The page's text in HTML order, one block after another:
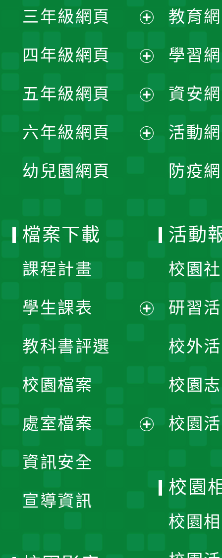
選
單
開
選
單
三年級網頁
開
選
單
四年級網頁
開
選
五年級網頁
開
六年級網頁
幼兒園網頁
教育
學習
資安
活動
防疫
檔案下載
課程計畫
學生課表
單
教科書評選
校園檔案
處室檔案
資訊安全
宣導資訊
活動
校園
研習
校外
校園
校園
校園
校園